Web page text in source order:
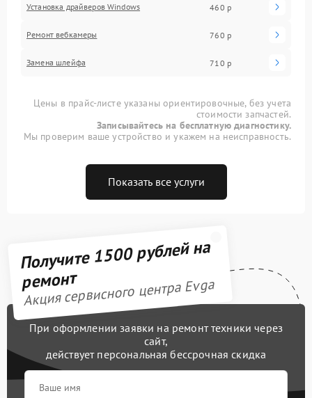
Установка драйверов Windows 460 р
Ремонт вебкамеры 760 р
Замена шлейфа 710 р
Цены в прайс-листе указаны ориентировочные, без учета
стоимости запчастей.
Записывайтесь на бесплатную диагностику.
Мы проверим ваше устройство и укажем на неисправность.
Показать все услуги
Получите 1500 рублей на
ремонт
Акция сервисного центра Evga
При оформлении заявки на ремонт техники через
сайт,
действует персональная бессрочная скидка